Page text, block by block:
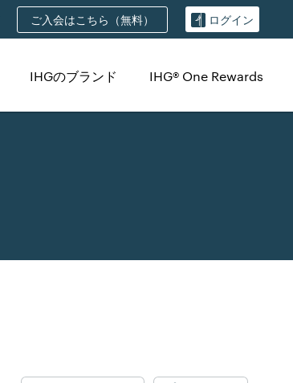
ご入会はこちら（無料） ログイン
IHGのブランド IHG® One Rewards